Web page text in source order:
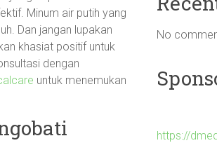
Minum air putih yang
Dan jangan lupakan
khasiat positif untuk
dengan
untuk menemukan
No
https://